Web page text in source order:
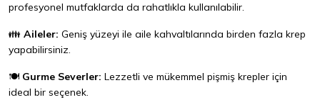
profesyonel mutfaklarda da rahatlıkla kullanılabilir.
👪 Aileler: Geniş yüzeyi ile aile kahvaltılarında birden fazla krep
yapabilirsiniz.
🍽️ Gurme Severler: Lezzetli ve mükemmel pişmiş krepler için
ideal bir seçenek.